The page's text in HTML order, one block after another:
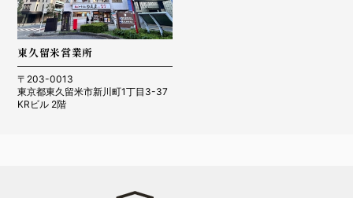
東久留米営業所
〒203-0013
東京都東久留米市新川町1丁目3-37
KRビル 2階